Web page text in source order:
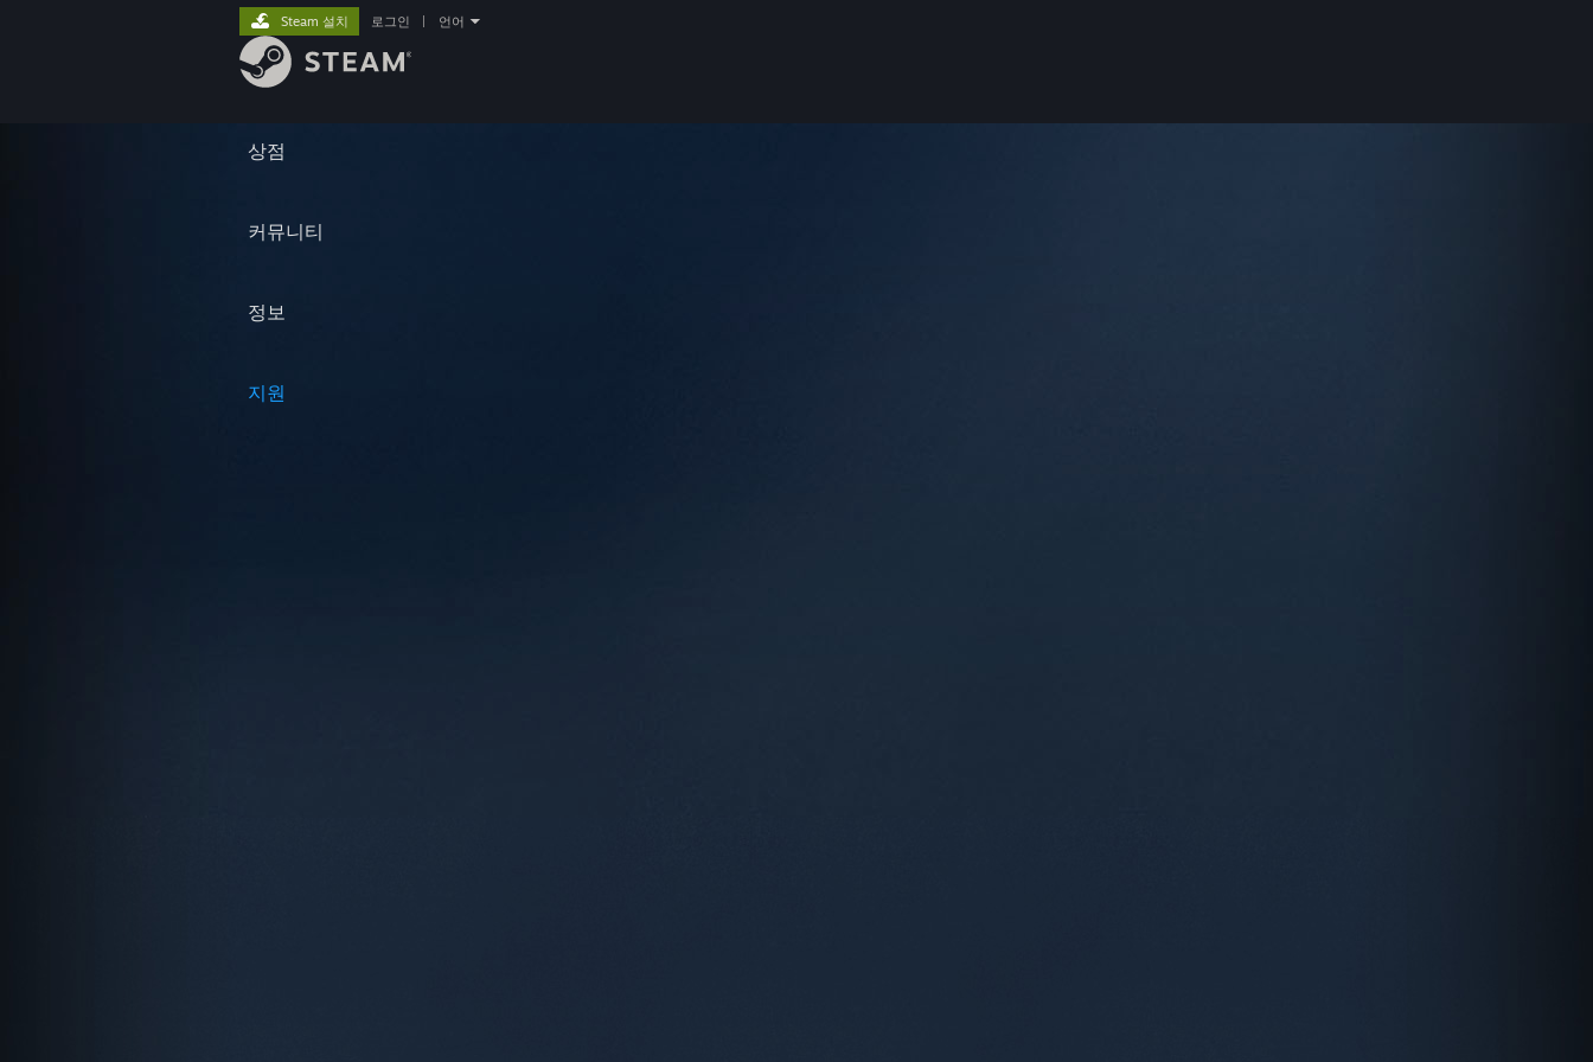
상점
커뮤니티
정보
지원
Steam 설치 로그인 언어